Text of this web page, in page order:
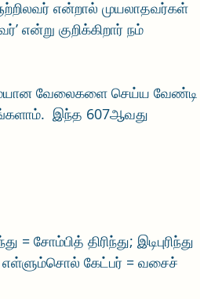
என்றால் முயலாதவர்கள்
என்று குறிக்கிறார் நம்
வேலைகளை செய்ய வேண்டி
இந்த 607ஆவது
சோம்பித் திரிந்து; இடிபுரிந்து
கேட்பர் = வசைச்